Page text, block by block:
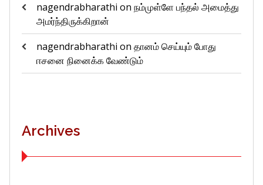
nagendrabharathi on நம்முள்ளே பந்தல் அமைத்து
அமர்ந்திருக்கிறான்
nagendrabharathi on தானம் செய்யும் போது
ஈசனை நினைக்க வேண்டும்
Archives